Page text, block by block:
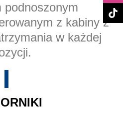
podnoszonym
z kabiny z
w każdej